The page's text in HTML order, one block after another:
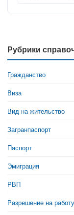
Рубрики
Гражданство
Виза
Вид на жительство
Загранпаспорт
Паспорт
Эмиграция
РВП
Разрешение на работу